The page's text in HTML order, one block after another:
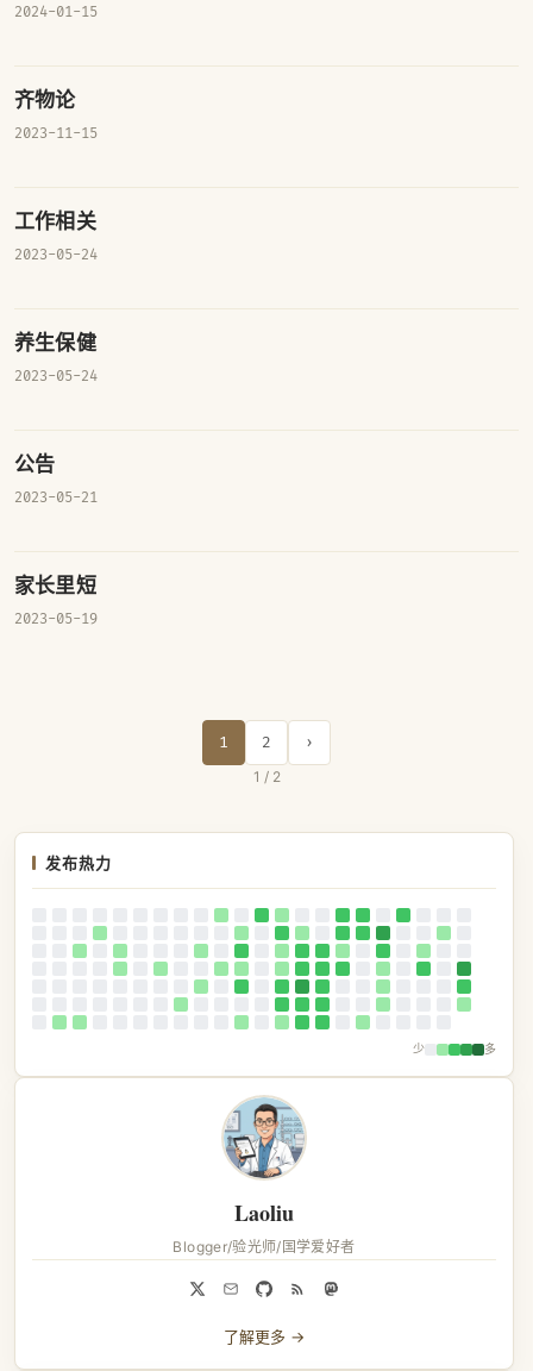
2024-01-15
齐物论
2023-11-15
工作相关
2023-05-24
养生保健
2023-05-24
公告
2023-05-21
家长里短
2023-05-19
1 2 ›
1 / 2
发布热力
少 多
Laoliu
Blogger/验光师/国学爱好者
了解更多 →